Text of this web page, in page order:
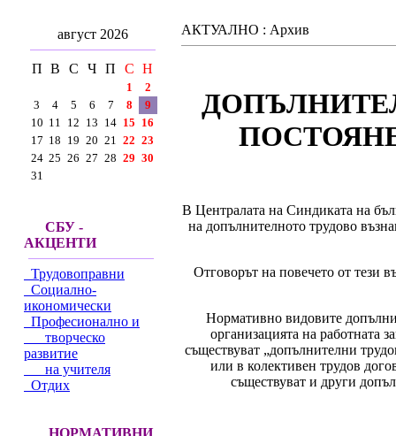
август 2026
П В С Ч П С Н
1
2
3
4 5 6 7 8
9
10 11 12 13 14 15 16
17 18 19 20 21 22 23
24 25 26 27 28 29 30
31
СБУ -
АКЦЕНТИ
Трудовоправни
Социално-
икономически
Професионално и
творческо
развитие
на учителя
Отдих
НОРМАТИВНИ
АКТУАЛНО : Архив
В Централата на Синдиката на
на допълнителното трудово
Отговорът на повечето от тези
Нормативно видовите
организацията на работната
съществуват „допълнителни
или в колективен трудов
съществуват и други